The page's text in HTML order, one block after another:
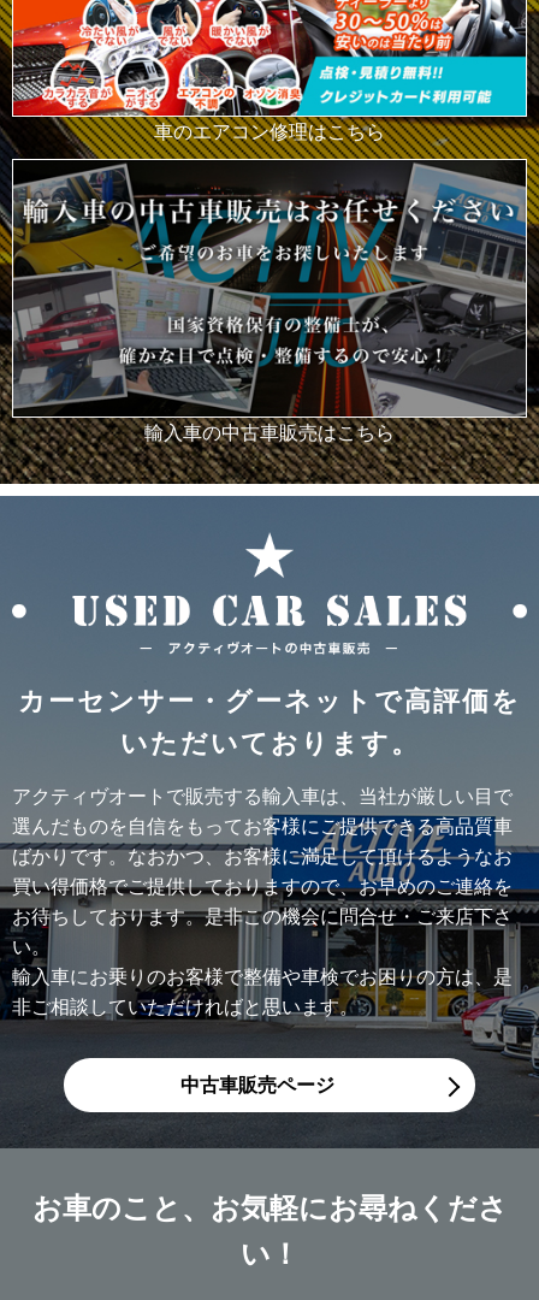
車のエアコン修理はこちら
輸入車の中古車販売はこちら
カーセンサー・グーネットで高評価を
いただいております。
アクティヴオートで販売する輸入車は、当社が厳しい目で
選んだものを自信をもってお客様にご提供できる高品質車
ばかりです。なおかつ、お客様に満足して頂けるようなお
買い得価格でご提供しておりますので、お早めのご連絡を
お待ちしております。是非この機会に問合せ・ご来店下さ
い。
輸入車にお乗りのお客様で整備や車検でお困りの方は、是
非ご相談していただければと思います。
中古車販売ページ
お車のこと、 お気軽にお尋ねくださ
い！